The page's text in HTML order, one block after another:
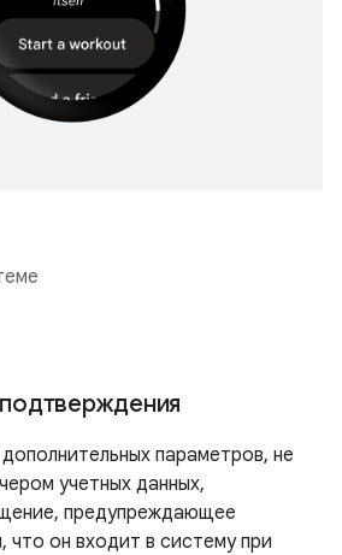
параметров, не
учетных данных,
предупреждающее
что он входит в систему при